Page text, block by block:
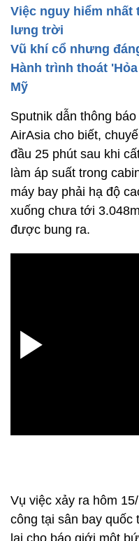
Việc nguy hiểm nhất
lưng trời
Vũ khí cổ nhưng
Hành trình thoát
Mỹ
Sputnik dẫn thông
AirAsia cho biết,
đầu 25 phút sau khi
làm áp suất trong
máy bay phải hạ độ
xuống chưa tới
được bung ra.
Vụ việc xảy ra hôm
công tại sân bay quốc
lại cho báo giới một